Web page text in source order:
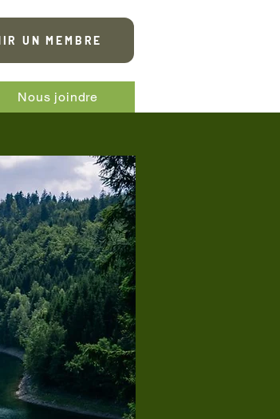
UN MEMBRE
Nous joindre